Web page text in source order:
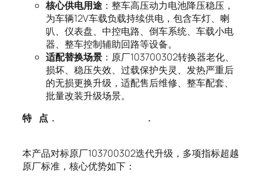
核心供电用途 ：整车高压动力电池降压稳压，
为车辆12V车载负载持续供电，包含车灯、喇
叭、仪表盘、中控电路、倒车系统、车载小电
器、整车控制辅助回路等设备。
适配替换场景 ：原厂103700302转换器老化、
损坏、稳压失效、过载保护失灵、发热严重后
的无损更换升级，适配售后维修、整车配套、
批量改装升级场景。
特
点 . .
本产品对标原厂103700302迭代升级，多项指标超越
原厂标准，核心优势如下：